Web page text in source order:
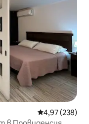
Средна
4,97 (238)